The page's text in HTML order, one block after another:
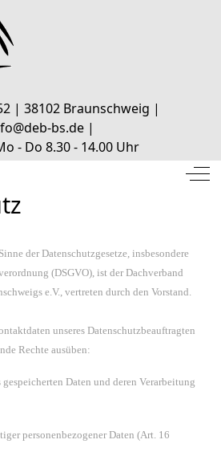
| 38102 Braunschweig |
bs.de |
- Do 8.30 - 14.00 Uhr
der Datenschutzgesetze, insbesondere
(DSGVO), ist der Dachverband
e.V., vertreten durch den Vorstand.
unseres Datenschutzbeauftragten
Rechte ausüben:
Daten und deren Verarbeitung
personenbezogener Daten (Art. 16